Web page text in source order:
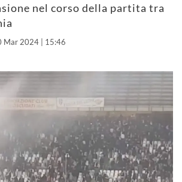
nel corso della partita tra
Mar 2024 | 15:46